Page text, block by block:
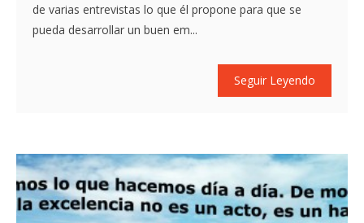
de varias entrevistas lo que él propone para que se
pueda desarrollar un buen em...
Seguir Leyendo